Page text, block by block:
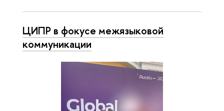
ЦИПР в фокусе межязыковой
коммуникации